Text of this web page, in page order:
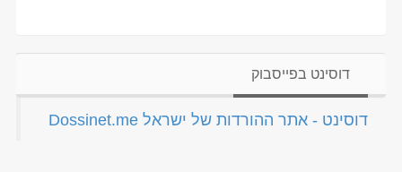
דוסינט בפייסבוק
‏דוסינט - אתר ההורדות של ישראל Dossinet.me‏